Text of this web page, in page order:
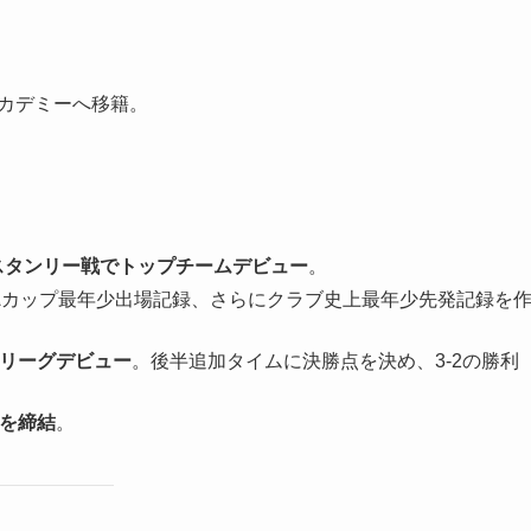
デミーへ移籍。
ンリー戦でトップチームデビュー。
ップ最年少出場記録、さらにクラブ史上最年少先発記録を作
ーグデビュー。後半追加タイムに決勝点を決め、3-2の勝利
締結。